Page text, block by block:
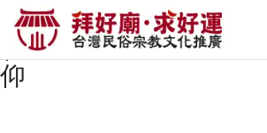
搜尋屏東縣潮州鎮補/
| 拜好廟求好運 找到與
仰